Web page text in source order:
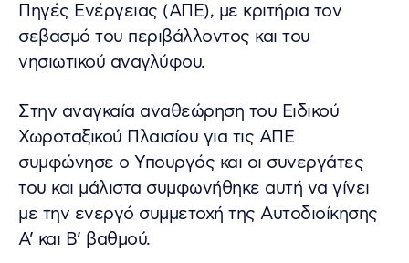
Πηγές Ενέργειας (ΑΠΕ), με κριτήρια τον
σεβασμό του περιβάλλοντος και του
νησιωτικού αναγλύφου.
Στην αναγκαία αναθεώρηση του Ειδικού
Χωροταξικού Πλαισίου για τις ΑΠΕ
συμφώνησε ο Υπουργός και οι συνεργάτες
του και μάλιστα συμφωνήθηκε αυτή να γίνει
με την ενεργό συμμετοχή της Αυτοδιοίκησης
Α’ και Β’ βαθμού.